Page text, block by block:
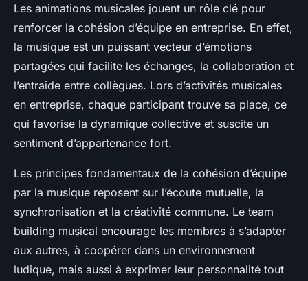
Les animations musicales jouent un rôle clé pour
renforcer la cohésion d’équipe en entreprise. En effet,
la musique est un puissant vecteur d’émotions
partagées qui facilite les échanges, la collaboration et
l’entraide entre collègues. Lors d’activités musicales
en entreprise, chaque participant trouve sa place, ce
qui favorise la dynamique collective et suscite un
sentiment d’appartenance fort.
Les principes fondamentaux de la cohésion d’équipe
par la musique reposent sur l’écoute mutuelle, la
synchronisation et la créativité commune. Le team
building musical encourage les membres à s’adapter
aux autres, à coopérer dans un environnement
ludique, mais aussi à exprimer leur personnalité tout